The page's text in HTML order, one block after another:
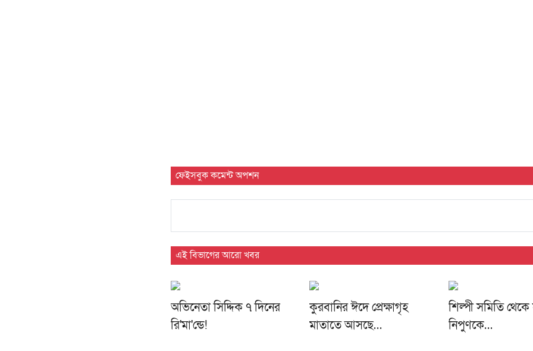
ফেইসবুক কমেন্ট অপশন
এই বিভাগের আরো খবর
অভিনেতা সিদ্দিক ৭ দিনের
রি'মা'ন্ডে!
কুরবানির ঈদে প্রেক্ষাগৃহ
মাতাতে আসছে…
শিল্পী সমিতি থেকে
নিপুণকে…